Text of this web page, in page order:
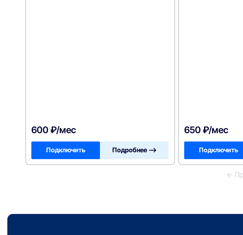
600 ₽/мес
Подключить Подробнее —>
650 ₽/мес
Подключить
←